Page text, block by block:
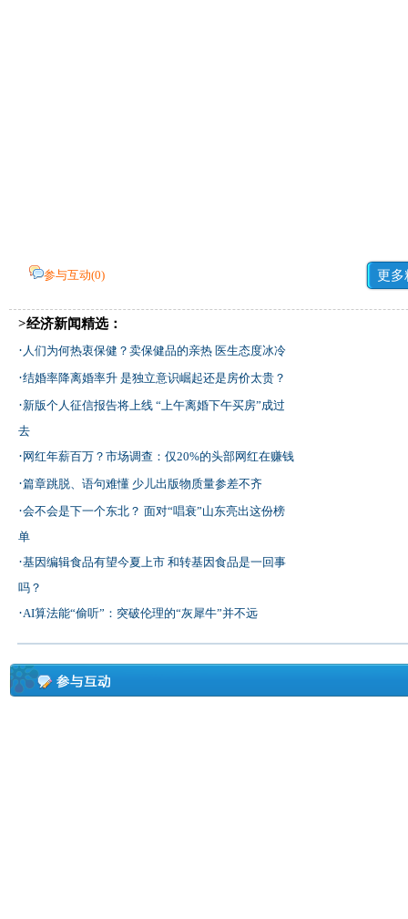
参与互动(0) 更多
>经济新闻精选：
· 人们为何热衷保健？卖保健品的亲热 医生态度冰冷
·结婚率降离婚率升 是独立意识崛起还是房价太贵？
·新版个人征信报告将上线 “上午离婚下午买房”成过
去
·网红年薪百万？市场调查：仅20%的头部网红在赚钱
·篇章跳脱、语句难懂 少儿出版物质量参差不齐
·会不会是下一个东北？ 面对“唱衰”山东亮出这份榜
单
·基因编辑食品有望今夏上市 和转基因食品是一回事
吗？
·AI算法能“偷听”：突破伦理的“灰犀牛”并不远